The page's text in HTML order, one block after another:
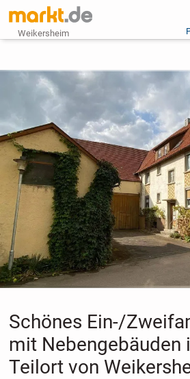
Weikersheim
vorheriges Bild
Schönes Ein-/
mit Nebengebäuden
Teilort von